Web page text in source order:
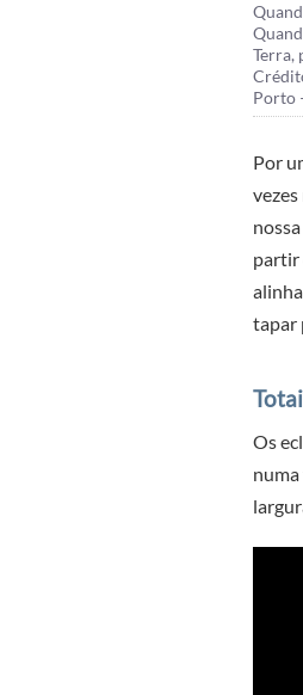
Terra,
Porto
Por
partir
tapar
Os